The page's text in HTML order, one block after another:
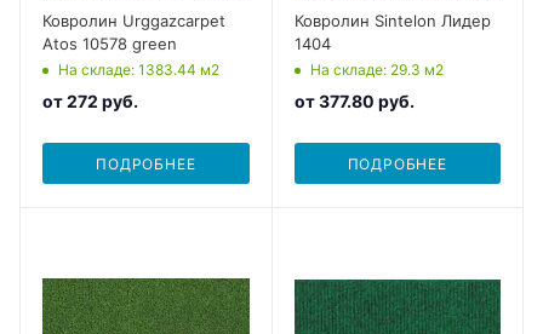
Ковролин Urggazcarpet
Atos 10578 green
На складе: 1383.44 м2
от272 руб.
ПОДРОБНЕЕ
Ковролин Sintelon Лидер
1404
На складе: 29.3 м2
от377.80 руб.
ПОДРОБНЕЕ